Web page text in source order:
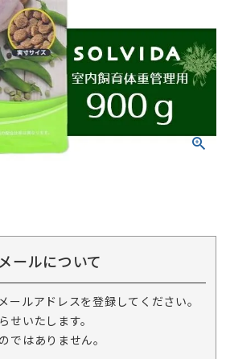
ールについて
ルアドレスを登録してください。
せいたします。
ではありません。